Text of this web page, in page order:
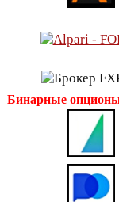
Бинарные